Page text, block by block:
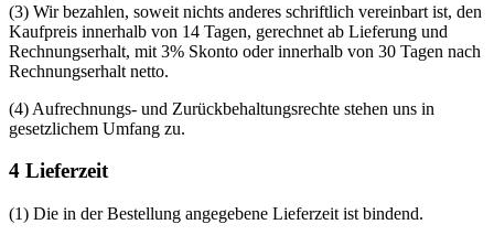
(3) Wir bezahlen, soweit nichts anderes schriftlich vereinbart ist, den
Kaufpreis innerhalb von 14 Tagen, gerechnet ab Lieferung und
Rechnungserhalt, mit 3% Skonto oder innerhalb von 30 Tagen nach
Rechnungserhalt netto.
(4) Aufrechnungs- und Zurückbehaltungsrechte stehen uns in
gesetzlichem Umfang zu.
4 Lieferzeit
(1) Die in der Bestellung angegebene Lieferzeit ist bindend.